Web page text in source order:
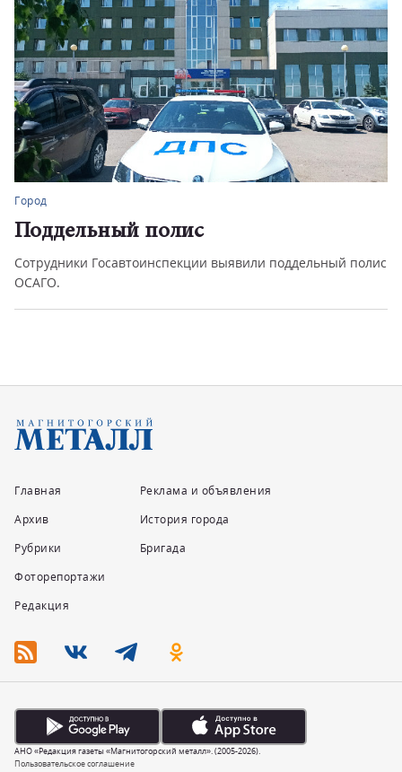
полис
Сводка ГИБДД с 31 июля по 2
За прошедшие три дня сотрудники Госавтоинспекции
зарегистрировали 38 ДТП...
Главная
Архив
Рубрики
Фоторепортажи
Редакция
Реклама и объявления
История города
Бригада
Пользовательское соглашение
АНО «Редакция газеты «Магнитогорский металл». (2005-2026).